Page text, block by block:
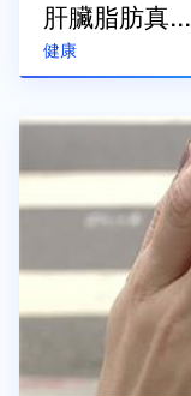
健康
肝臟脂肪真...